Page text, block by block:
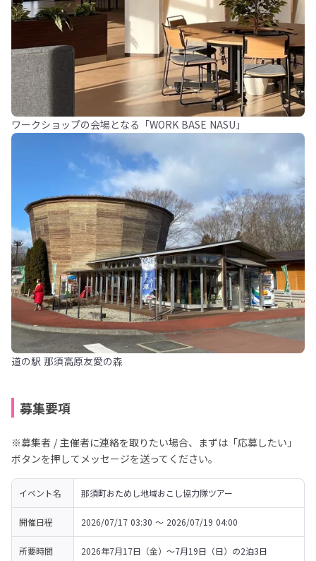
ワークショップの会場となる「WORK BASE NASU」
道の駅 那須高原友愛の森
募集要項
※募集者 / 主催者に連絡を取りたい場合、まずは「応募したい」
ボタンを押してメッセージを送ってください。
イベント名 那須町おためし地域おこし協力隊ツアー
開催日程 2026/07/17 03:30 〜 2026/07/19 04:00
所要時間 2026年7月17日（金）～7月19日（日）の2泊3日